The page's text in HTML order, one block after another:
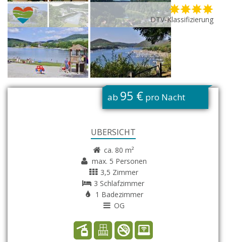
DTV-Klassifizierung
ab 95 € pro Nacht
ÜBERSICHT
ca. 80 m²
max. 5 Personen
3,5 Zimmer
3 Schlafzimmer
1 Badezimmer
OG